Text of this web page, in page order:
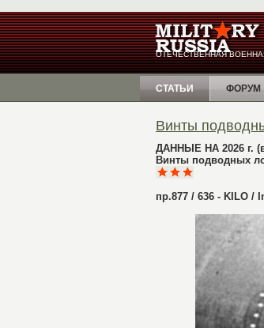
ОТЕЧЕСТВЕННАЯ ВОЕННАЯ
СТАТЬИ ФОРУМ
Винты
ДАННЫЕ НА 2026 г.
Винты подводных
пр.877 / 636 - KILO /